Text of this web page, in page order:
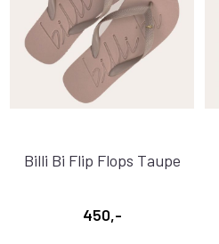
Billi Bi Flip Flops Taupe
450,-